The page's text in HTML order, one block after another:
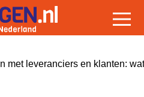
met leveranciers en klanten: